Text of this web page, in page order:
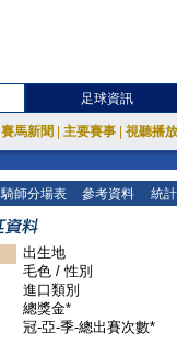
足球資訊
賽馬新聞 主要賽事 視聽播
騎師分場表 參考資料 統
出生地
毛色 / 性別
進口類別
總獎金*
冠-亞-季-總出賽次數*